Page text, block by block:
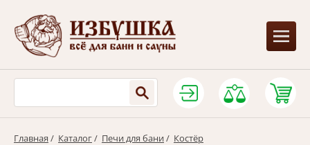
Главная / Каталог/ Печи для бани/ Костёр